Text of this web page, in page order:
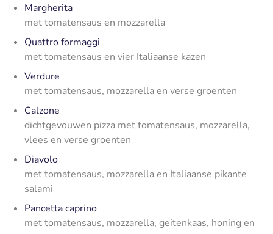
Margherita
met tomatensaus en mozzarella
Quattro formaggi
met tomatensaus en vier Italiaanse kazen
Verdure
met tomatensaus, mozzarella en verse groenten
Calzone
dichtgevouwen pizza met tomatensaus, mozzarella,
vlees en verse groenten
Diavolo
met tomatensaus, mozzarella en Italiaanse pikante
salami
Pancetta caprino
met tomatensaus, mozzarella, geitenkaas, honing en